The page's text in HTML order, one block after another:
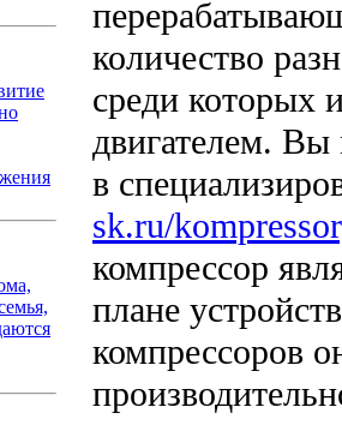
количество
среди которых
двигателем. Вы
в
sk.ru/
компрессор
плане
компрессоров